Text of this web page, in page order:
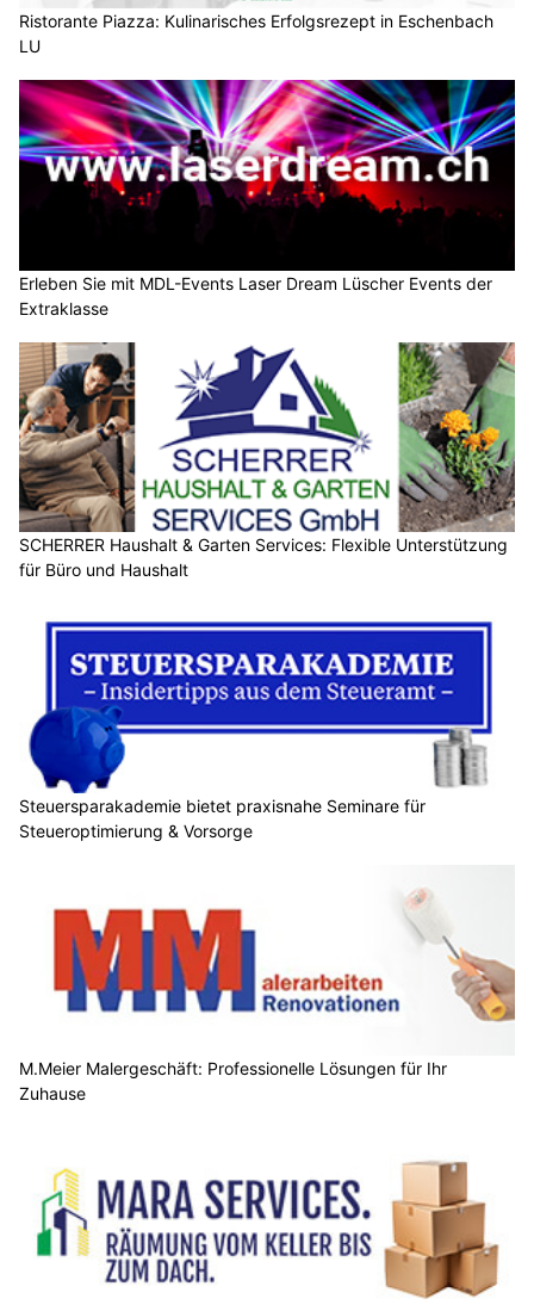
Ristorante Piazza: Kulinarisches Erfolgsrezept in Eschenbach
LU
Erleben Sie mit MDL-Events Laser Dream Lüscher Events der
Extraklasse
SCHERRER Haushalt & Garten Services: Flexible Unterstützung
für Büro und Haushalt
Steuersparakademie bietet praxisnahe Seminare für
Steueroptimierung & Vorsorge
M.Meier Malergeschäft: Professionelle Lösungen für Ihr
Zuhause